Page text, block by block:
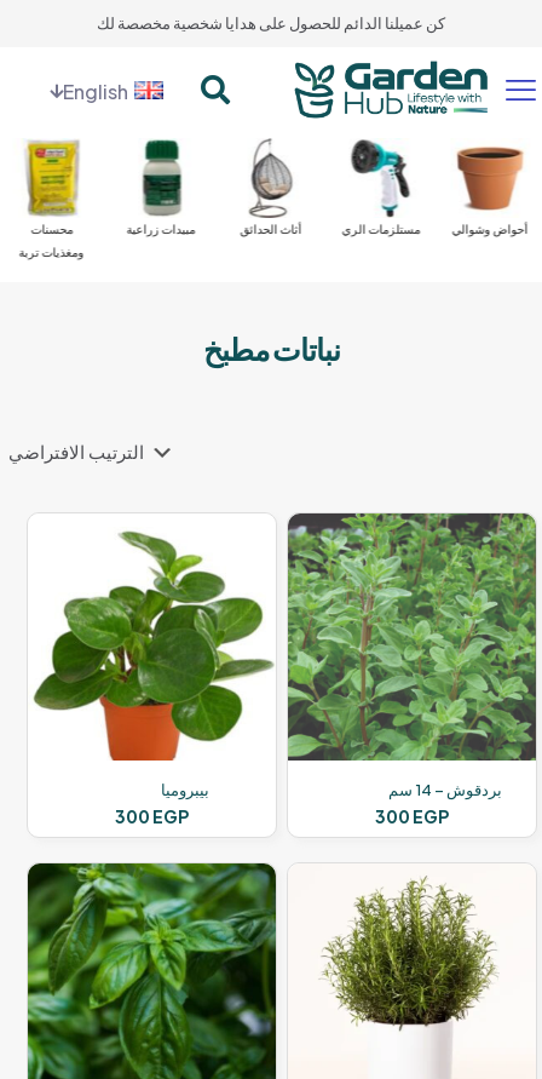
كن عميلنا الدائم للحصول على هدايا شخصية مخصصة لك
English
محسنات
ومغذيات تربة
مبيدات زراعية أثاث الحدائق مستلزمات الري أحواض وشوالي
نباتات مطبخ
بردقوش – 14 سم
300 EGP
بيبروميا
300 EGP